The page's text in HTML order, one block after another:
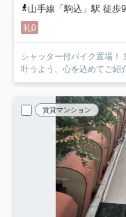
山手線「駒込」駅 徒歩
礼0
シャッター付バイク置場！
叶うよう、心を込めてご紹
賃貸マンション